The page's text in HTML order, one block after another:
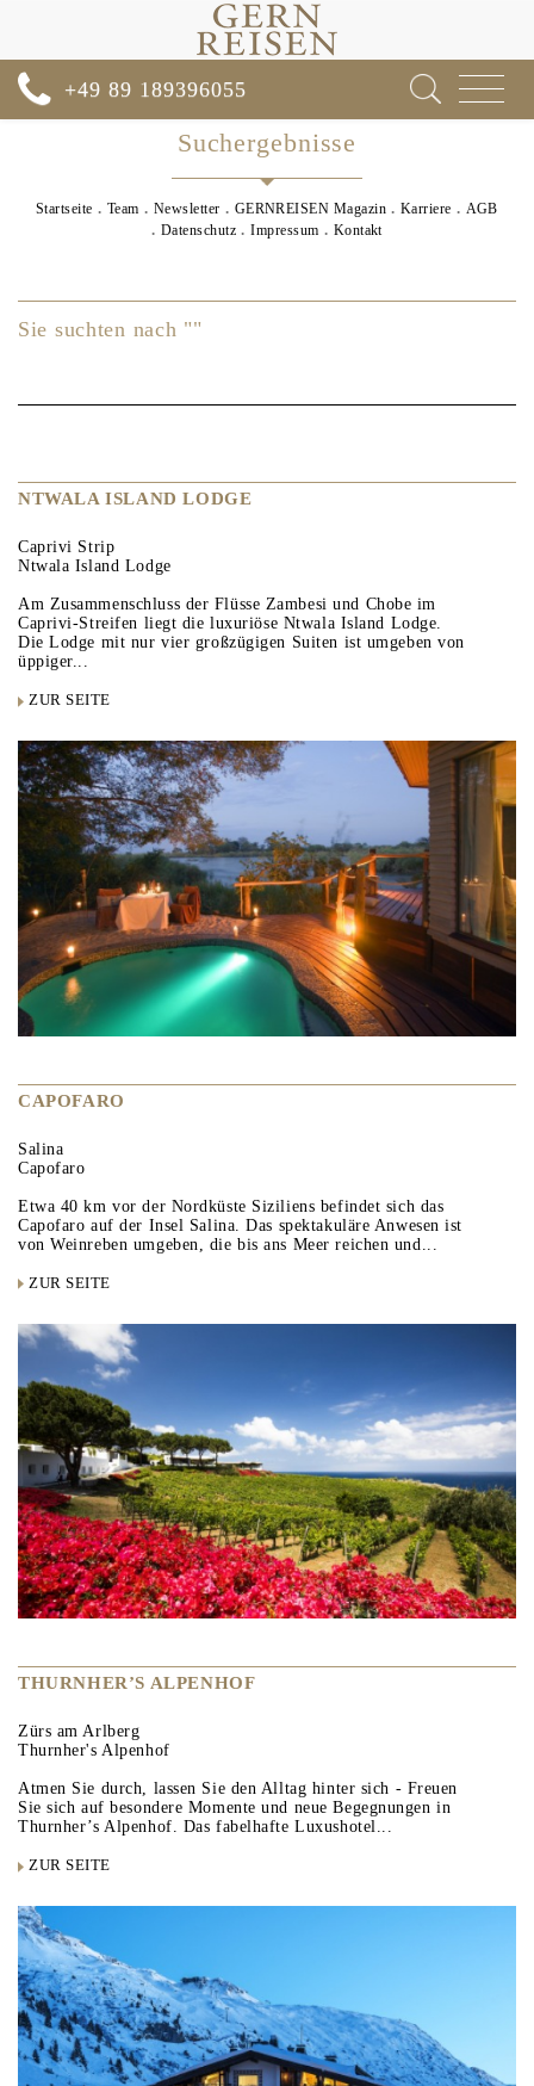
Toggle
+49 89 189396055
Suchergebnisse
Startseite Team Newsletter GERNREISEN Magazin Karriere
AGB
Datenschutz
Impressum Kontakt
Sie suchten nach ""
NTWALA ISLAND LODGE
Caprivi Strip
Ntwala Island Lodge
Am Zusammenschluss der Flüsse Zambesi und Chobe im
Caprivi-Streifen liegt die luxuriöse Ntwala Island Lodge.
Die Lodge mit nur vier großzügigen Suiten ist umgeben von
üppiger...
ZUR SEITE
CAPOFARO
Salina
Capofaro
Etwa 40 km vor der Nordküste Siziliens befindet sich das
Capofaro auf der Insel Salina. Das spektakuläre Anwesen ist
von Weinreben umgeben, die bis ans Meer reichen und...
ZUR SEITE
THURNHER’S ALPENHOF
Zürs am Arlberg
Thurnher's Alpenhof
Atmen Sie durch, lassen Sie den Alltag hinter sich - Freuen
Sie sich auf besondere Momente und neue Begegnungen in
Thurnher’s Alpenhof. Das fabelhafte Luxushotel...
ZUR SEITE